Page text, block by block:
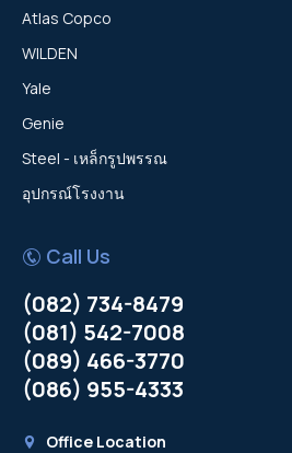
Atlas Copco
WILDEN
Yale
Genie
Steel - เหล็กรูปพรรณ
อุปกรณ์โรงงาน
Call Us
(082) 734-8479
(081) 542-7008
(089) 466-3770
(086) 955-4333
Office Location